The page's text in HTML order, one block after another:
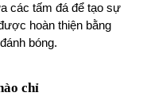
các tấm đá để tạo sự
hoàn thiện bằng
bóng.
chỉ